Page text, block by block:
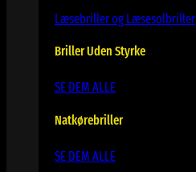
Læsebriller og Læsesolbriller
Briller Uden Styrke
SE DEM ALLE
Natkørebriller
SE DEM ALLE